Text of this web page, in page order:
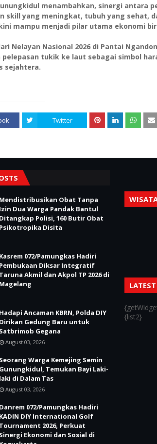
menambahkan, sinergi antara
skill yang meningkat, tubuh yang sehat,
mampu menjadi pilar utama ekonomi
Nelayan Nasional 2026 di Pantai
pelepasan tukik ke laut sebagai simbol
sejahtera.
Twitter
Mendistribusikan Obat Tanpa
Izin Dua Warga Pandak Bantul
Ditangkap Polisi, 160 Butir Obat
Psikotropika Disita
Kasrem 072/Pamungkas Hadiri
Pembukaan Diksar Integratif
Taruna Akmil dan Akpol TP 2026 di
Magelang
Hadapi Ancaman KBRN, Polda DIY
Dirikan Gedung Baru untuk
Satbrimob Gegana
August 03, 2026
Seorang Warga Kemejing Semin
Gunungkidul, Temukan Bayi Laki-
laki di Dalam Tas
August 03, 2026
Danrem 072/Pamungkas Hadiri
KADIN DIY International Golf
Tournament 2026, Perkuat
Sinergi Ekonomi dan Sosial di
LATEST
{list2}